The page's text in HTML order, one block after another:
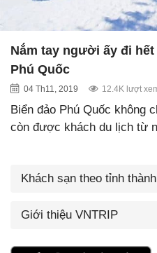
Nắm tay người ấy đi
Phú Quốc
04 Th11, 2019 12.4K lượt
Biển đảo Phú Quốc không
còn được khách du lịch từ
Khách sạn theo tỉnh thành
Giới thiệu VNTRIP